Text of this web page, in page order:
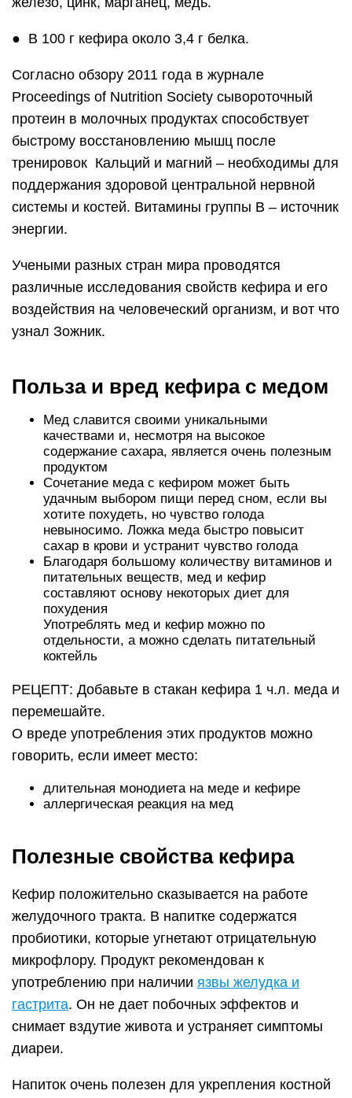
● В 100 г кефира около 3,4 г белка.
Согласно обзору 2011 года в журнале
Proceedings of Nutrition Society сывороточный
протеин в молочных продуктах способствует
быстрому восстановлению мышц после
тренировок Кальций и магний – необходимы для
поддержания здоровой центральной нервной
системы и костей. Витамины группы В – источник
энергии.
Учеными разных стран мира проводятся
различные исследования свойств кефира и его
воздействия на человеческий организм, и вот что
узнал Зожник.
Польза и вред кефира с медом
Мед славится своими уникальными
качествами и, несмотря на высокое
содержание сахара, является очень полезным
продуктом
Сочетание меда с кефиром может быть
удачным выбором пищи перед сном, если вы
хотите похудеть, но чувство голода
невыносимо. Ложка меда быстро повысит
сахар в крови и устранит чувство голода
Благодаря большому количеству витаминов и
питательных веществ, мед и кефир
составляют основу некоторых диет для
похудения
Употреблять мед и кефир можно по
отдельности, а можно сделать питательный
коктейль
РЕЦЕПТ: Добавьте в стакан кефира 1 ч.л. меда и
перемешайте.
О вреде употребления этих продуктов можно
говорить, если имеет место:
длительная монодиета на меде и кефире
аллергическая реакция на мед
Полезные свойства кефира
Кефир положительно сказывается на работе
желудочного тракта. В напитке содержатся
пробиотики, которые угнетают отрицательную
микрофлору. Продукт рекомендован к
употреблению при наличии язвы желудка и
гастрита. Он не дает побочных эффектов и
снимает вздутие живота и устраняет симптомы
диареи.
Напиток очень полезен для укрепления костной